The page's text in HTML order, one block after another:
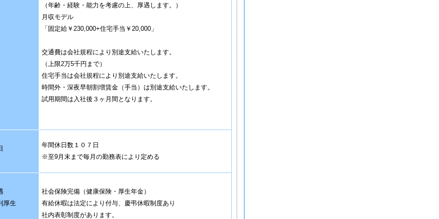
（年齢・経験・能力を考慮の上、厚遇します。）
月収モデル
「固定給￥230,000+住宅手当￥20,000」
交通費は会社規程により別途支給いたします。
（上限2万5千円まで）
住宅手当は会社規程により別途支給いたします。
時間外・深夜早朝割増賃金（手当）は別途支給いたします。
試用期間は入社後３ヶ月間となります。
年間休日数１０７日
※至9月末まで毎月の勤務表により定める
厚生
社会保険完備（健康保険・厚生年金）
有給休暇は法定により付与、慶弔休暇制度あり
社内表彰制度があります。